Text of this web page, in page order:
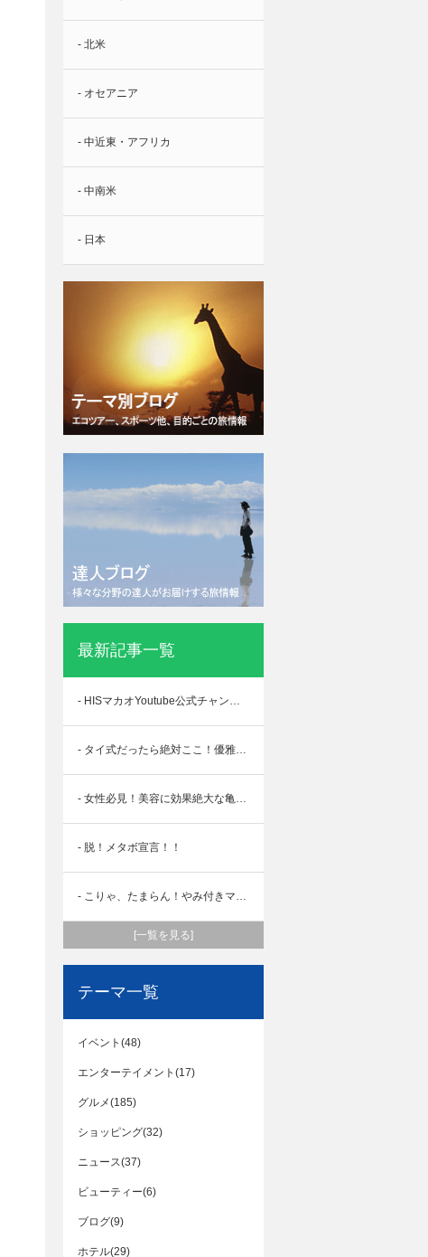
- 北米
- オセアニア
- 中近東・アフリカ
- 中南米
- 日本
最新記事一覧
- HISマカオYoutube公式チャンネル＆オンラインツアー
- タイ式だったら絶対ここ！優雅な時流れる『ザ・ロイヤル・タイ・スパ』
- 女性必見！美容に効果絶大な亀のゼリー！！
- 脱！メタボ宣言！！
- こりゃ、たまらん！やみ付きマカオのスパ情報
[一覧を見る]
テーマ一覧
イベント(48)
エンターテイメント(17)
グルメ(185)
ショッピング(32)
ニュース(37)
ビューティー(6)
ブログ(9)
ホテル(29)